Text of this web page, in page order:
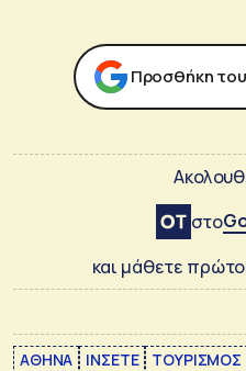
Προσθήκη
στο
και μάθετε
ΑΘΗΝΑ ΙΝΣΕΤΕ ΤΟΥΡΙΣΜΟΣ